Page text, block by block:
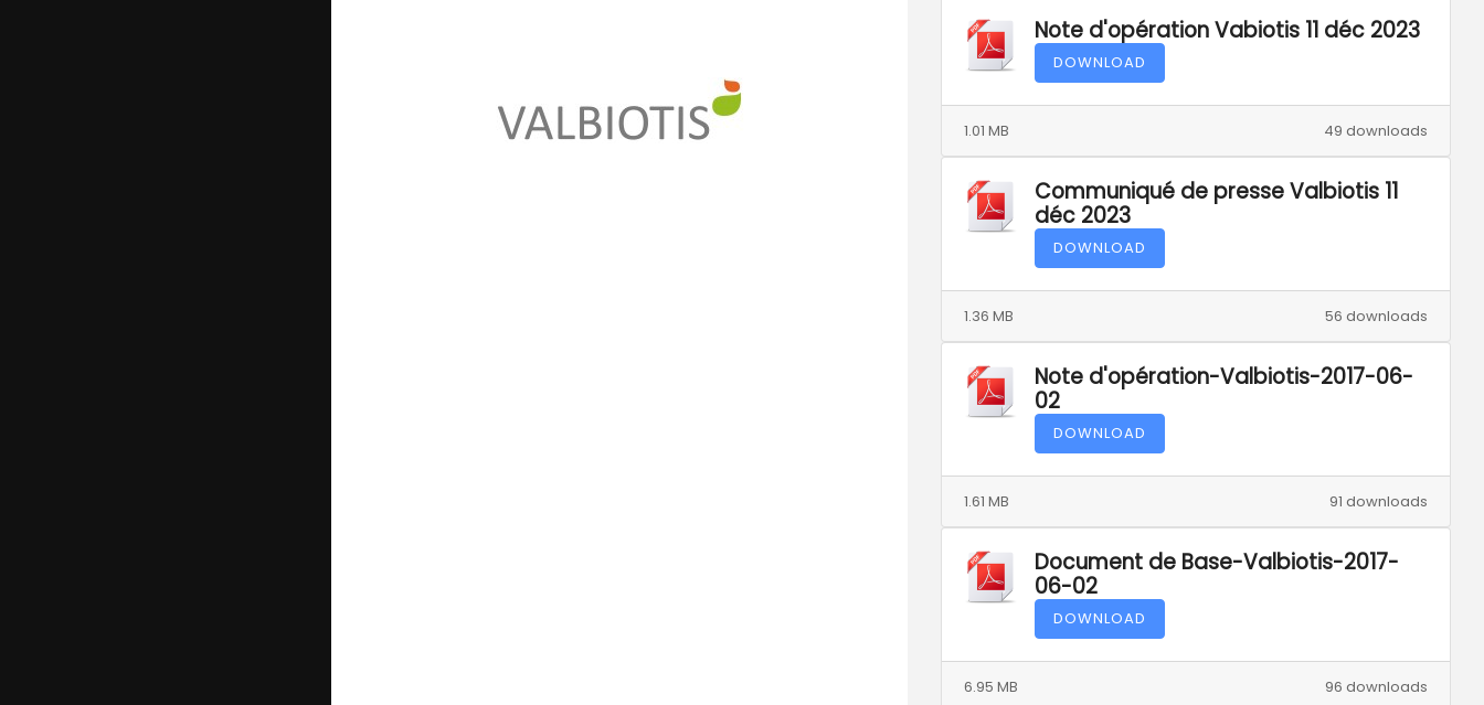
Note d'opération Vabiotis 11 déc 2023
DOWNLOAD
49 downloads
1.01 MB
Communiqué de presse Valbiotis 11
déc 2023
DOWNLOAD
56 downloads
1.36 MB
Note d'opération-Valbiotis-2017-06-
02
DOWNLOAD
91 downloads
1.61 MB
Document de Base-Valbiotis-2017-
06-02
DOWNLOAD
96 downloads
6.95 MB